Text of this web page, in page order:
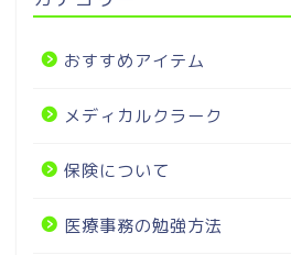
おすすめアイテム
メディカルクラーク
保険について
医療事務の勉強方法